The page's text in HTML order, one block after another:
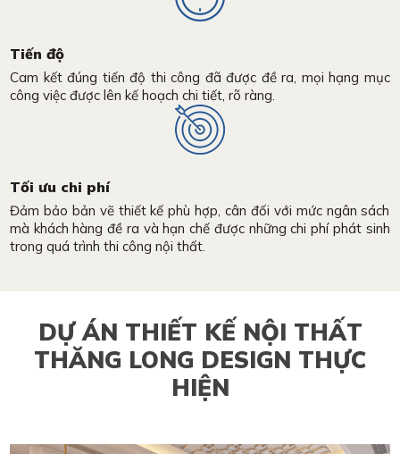
Tiến độ
Cam kết đúng tiến độ thi công đã được đề ra, mọi hạng mục
công việc được lên kế hoạch chi tiết, rõ ràng.
Tối ưu chi phí
Đảm bảo bản vẽ thiết kế phù hợp, cân đối với mức ngân sách
mà khách hàng đề ra và hạn chế được những chi phí phát sinh
trong quá trình thi công nội thất.
DỰ ÁN THIẾT KẾ NỘI THẤT
THĂNG LONG DESIGN THỰC
HIỆN